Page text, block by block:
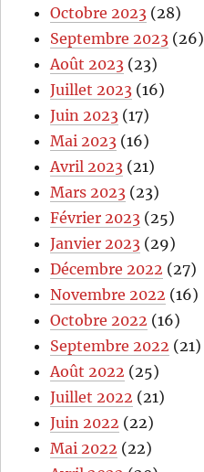
Octobre 2023 (28)
Septembre 2023 (26)
Août 2023 (23)
Juillet 2023 (16)
Juin 2023 (17)
Mai 2023 (16)
Avril 2023 (21)
Mars 2023 (23)
Février 2023 (25)
Janvier 2023 (29)
Décembre 2022 (27)
Novembre 2022 (16)
Octobre 2022 (16)
Septembre 2022 (21)
Août 2022 (25)
Juillet 2022 (21)
Juin 2022 (22)
Mai 2022 (22)